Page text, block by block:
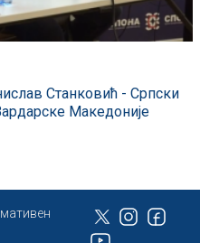
Станковић - Српски
Македоније